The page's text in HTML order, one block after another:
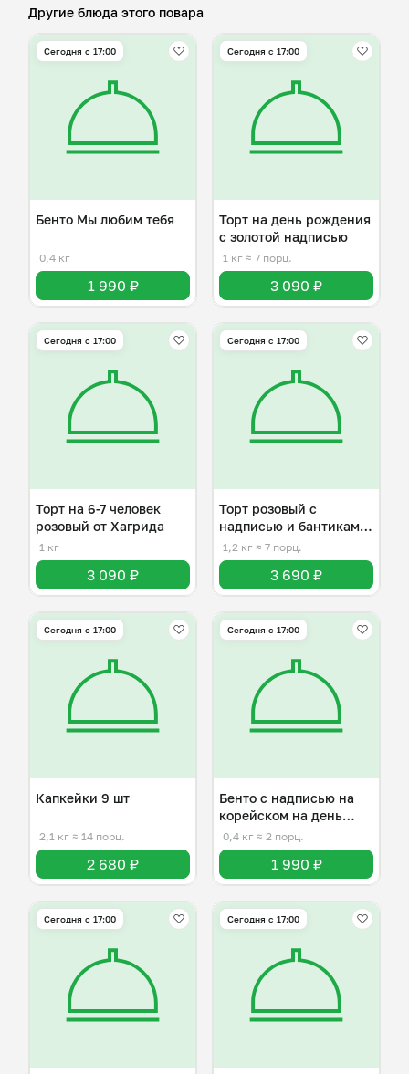
Другие блюда этого повара
Сегодня с 17:00
Бенто Мы любим тебя
0,4 кг
1 990 ₽
Сегодня с 17:00
Торт на день рождения
с золотой надписью
1 кг ≈ 7 порц.
3 090 ₽
Сегодня с 17:00
Торт на 6-7 человек
розовый от Хагрида
1 кг
3 090 ₽
Сегодня с 17:00
Торт розовый с
надписью и бантиками
на 6-7 человек
1,2 кг ≈ 7 порц.
3 690 ₽
Сегодня с 17:00
Капкейки 9 шт
2,1 кг ≈ 14 порц.
2 680 ₽
Сегодня с 17:00
Бенто с надписью на
корейском на день
рождения
0,4 кг ≈ 2 порц.
1 990 ₽
Сегодня с 17:00 Сегодня с 17:00